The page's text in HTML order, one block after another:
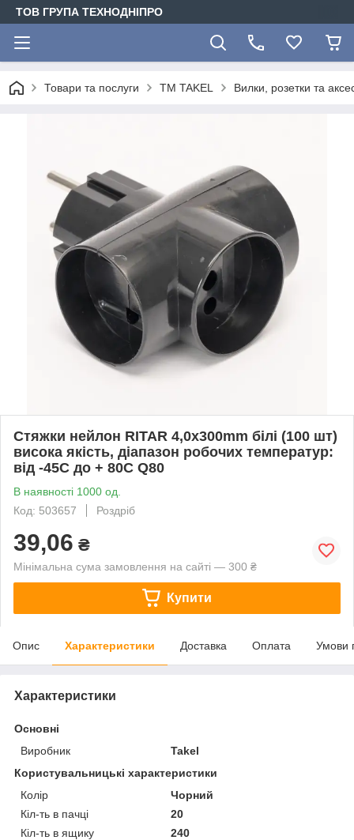
ТОВ ГРУПА ТЕХНОДНІПРО
Товари та послуги TM TAKEL Вилки, розетки та
Стяжки нейлон RITAR 4,0x300mm білі (100 шт)
висока якість, діапазон робочих температур:
від -45С до + 80С Q80
В наявності 1000 од.
Код: 503657
Роздріб
39,06 ₴
Мінімальна сума замовлення на сайті — 300 ₴
Купити
Опис Характеристики Доставка Оплата Умови
Характеристики
Основні
Виробник
Takel
Користувальницькі характеристики
Колір
Чорний
Кіл-ть в пачці
20
Кіл-ть в ящику
240